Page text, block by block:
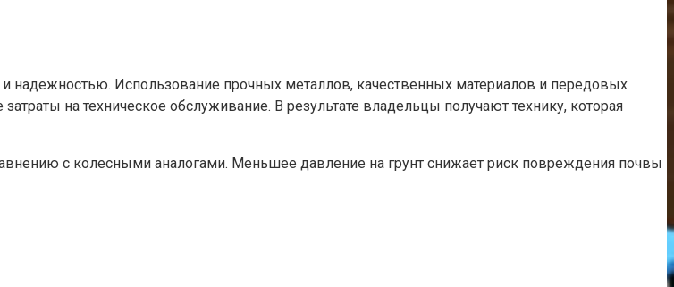
надежностью. Использование прочных металлов, качественных материалов и передовых
на техническое обслуживание. В результате владельцы получают технику, которая
с колесными аналогами. Меньшее давление на грунт снижает риск повреждения почвы